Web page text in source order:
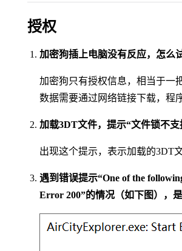
授权
加密狗插上电脑没有反应，怎么
加密狗只有授权信息，相当于一
数据需要通过网络链接下载，程
加载3DT文件，提示“文件锁不支
出现这个提示，表示加载的3DT
遇到错误提示“One of the
Error 200”的情况（如下图），是